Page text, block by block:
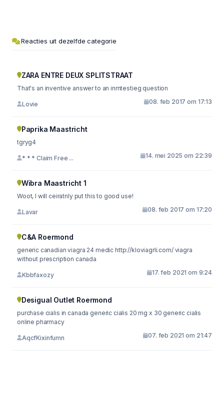
Reacties uit dezelfde categorie
ZARA ENTRE DEUX SPLITSTRAAT
That's an inventive answer to an inrntestieg question
Lovie 08. feb 2017 om 17:13
Paprika Maastricht
tgryg4
* * * Claim Free ... 14. mei 2025 om 22:39
Wibra Maastricht 1
Woot, I will ceiratnly put this to good use!
Lavar 08. feb 2017 om 17:20
C&A Roermond
generic canadian viagra 24 medic http://kloviagrli.com/ viagra
without prescription canada
Kbbfaxozy 17. feb 2021 om 9:24
Desigual Outlet Roermond
purchase cialis in canada generic cialis 20 mg x 30 generic cialis
online pharmacy
AqcfKixinfumn 07. feb 2021 om 21:47